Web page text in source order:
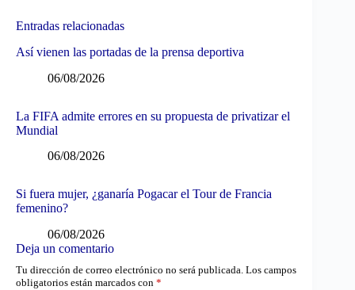
Entradas relacionadas
Así vienen las portadas de la prensa deportiva
06/08/2026
La FIFA admite errores en su propuesta de privatizar el
Mundial
06/08/2026
Si fuera mujer, ¿ganaría Pogacar el Tour de Francia
femenino?
06/08/2026
Deja un comentario
Tu dirección de correo electrónico no será publicada. Los campos
obligatorios están marcados con *